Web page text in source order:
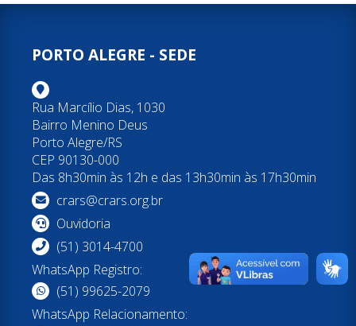
PORTO ALEGRE - SEDE
Rua Marcílio Dias, 1030
Bairro Menino Deus
Porto Alegre/RS
CEP 90130-000
Das 8h30min às 12h e das 13h30min às 17h30min
crars@crars.org.br
Ouvidoria
(51) 3014-4700
WhatsApp Registro:
(51) 99625-2079
WhatsApp Relacionamento: